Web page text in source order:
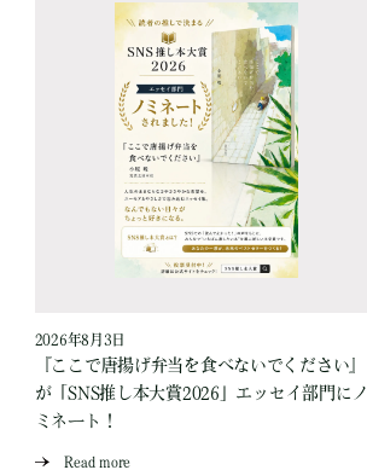
2026年8月3日
『ここで唐揚げ弁当を食べないでください』
が「SNS推し本大賞2026」エッセイ部門にノ
ミネート！
Read more